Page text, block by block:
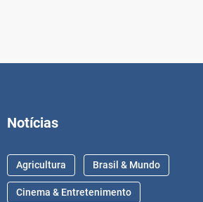
Notícias
Agricultura Brasil & Mundo
Cinema & Entretenimento